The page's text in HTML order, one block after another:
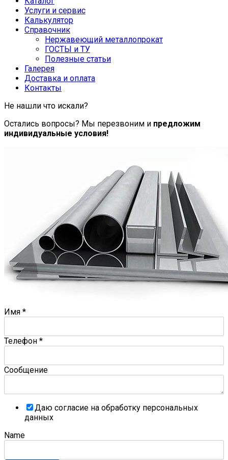
Услуги и сервис
Калькулятор
Справочник
Нержавеющий металлопрокат
ГОСТЫ и ТУ
Полезные статьи
Галерея
Доставка и оплата
Контакты
Не нашли что искали?
Остались вопросы? Мы перезвоним и предложим
индивидуальные условия!
Имя *
Телефон *
Сообщение
Даю согласие на обработку персональных
данных
Name